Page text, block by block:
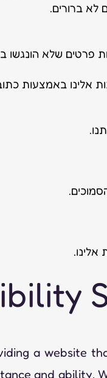
ברורים.
פרטים שלא הונגשו
אלינו באמצעות
a website
and ability.